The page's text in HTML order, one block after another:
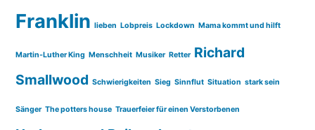
Franklin lieben Lobpreis Lockdown Mama kommt und hilft
Martin-Luther King Menschheit Musiker Retter Richard
Smallwood Schwierigkeiten Sieg Sinnflut Situation stark sein
Sänger The potters house Trauerfeier für einen Verstorbenen